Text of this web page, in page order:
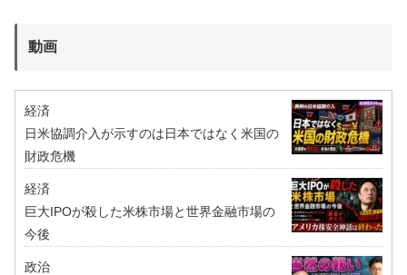
動画
経済
日米協調介入が示すのは日本ではなく米国の
財政危機
経済
巨大IPOが殺した米株市場と世界金融市場の
今後
政治